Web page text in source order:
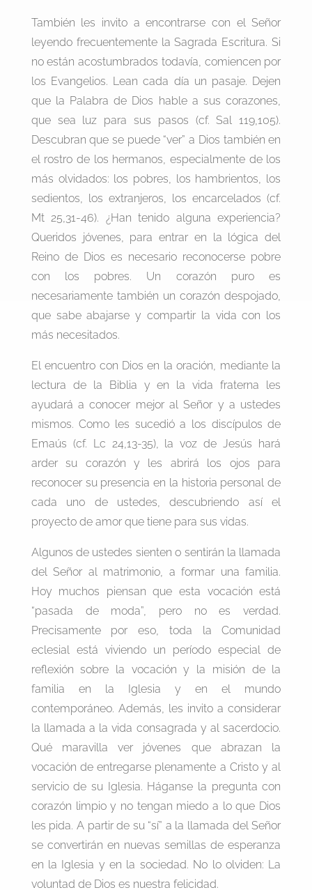
También les invito a encontrarse con el Señor
leyendo frecuentemente la Sagrada Escritura. Si
no están acostumbrados todavía, comiencen por
los Evangelios. Lean cada día un pasaje. Dejen
que la Palabra de Dios hable a sus corazones,
que sea luz para sus pasos (cf. Sal 119,105).
Descubran que se puede “ver” a Dios también en
el rostro de los hermanos, especialmente de los
más olvidados: los pobres, los hambrientos, los
sedientos, los extranjeros, los encarcelados (cf.
Mt 25,31-46). ¿Han tenido alguna experiencia?
Queridos jóvenes, para entrar en la lógica del
Reino de Dios es necesario reconocerse pobre
con los pobres. Un corazón puro es
necesariamente también un corazón despojado,
que sabe abajarse y compartir la vida con los
más necesitados.
El encuentro con Dios en la oración, mediante la
lectura de la Biblia y en la vida fraterna les
ayudará a conocer mejor al Señor y a ustedes
mismos. Como les sucedió a los discípulos de
Emaús (cf. Lc 24,13-35), la voz de Jesús hará
arder su corazón y les abrirá los ojos para
reconocer su presencia en la historia personal de
cada uno de ustedes, descubriendo así el
proyecto de amor que tiene para sus vidas.
Algunos de ustedes sienten o sentirán la llamada
del Señor al matrimonio, a formar una familia.
Hoy muchos piensan que esta vocación está
“pasada de moda”, pero no es verdad.
Precisamente por eso, toda la Comunidad
eclesial está viviendo un período especial de
reflexión sobre la vocación y la misión de la
familia en la Iglesia y en el mundo
contemporáneo. Además, les invito a considerar
la llamada a la vida consagrada y al sacerdocio.
Qué maravilla ver jóvenes que abrazan la
vocación de entregarse plenamente a Cristo y al
servicio de su Iglesia. Háganse la pregunta con
corazón limpio y no tengan miedo a lo que Dios
les pida. A partir de su “sí” a la llamada del Señor
se convertirán en nuevas semillas de esperanza
en la Iglesia y en la sociedad. No lo olviden: La
voluntad de Dios es nuestra felicidad.